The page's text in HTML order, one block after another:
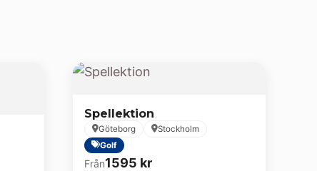
Spellektion
Göteborg
Stockholm
Golf
Från1595 kr